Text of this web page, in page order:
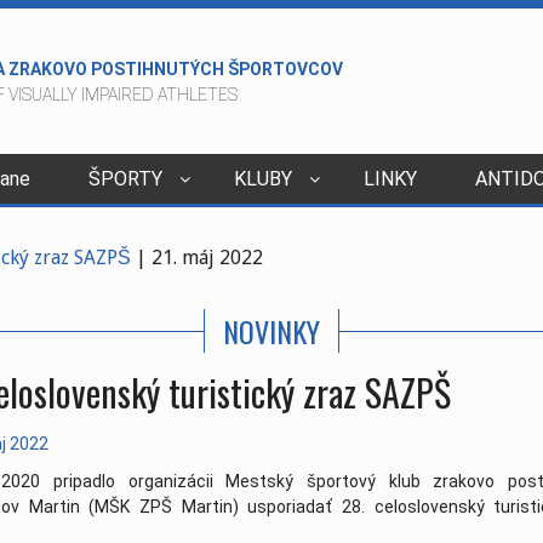
ZRAKOVO POSTIHNUTÝCH ŠPORTOVCOV
VISUALLY IMPAIRED ATHLETES
ŠPORTY KLUBY LINKY
zraz SAZPŠ | 21. máj 2022
v kolkoch - Veľký Šariš| 29. marec 2022
- nové
| 23. december 2021
2021
to v lete
| 05. október 2021
4.10.2021| 04. október 2021
NOVINKY
turistický zraz SAZPŠ
2022
pripadlo organizácii Mestský športový klub zrakovo
Martin (MŠK ZPŠ Martin) usporiadať 28. celoslovenský